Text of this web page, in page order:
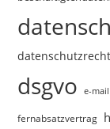
datenschutzrecht
dsgvo e-mail
fernabsatzvertrag